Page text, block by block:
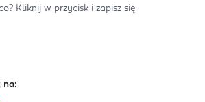
Kliknij w przycisk i zapisz się
na: